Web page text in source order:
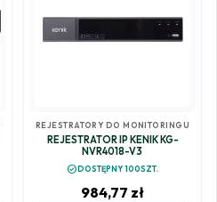
REJESTRATORY DO MONITORINGU
REJESTRATOR IP KENIK KG-
NVR4018-V3
check_circleDOSTĘPNY 100SZT.
984,77 zł